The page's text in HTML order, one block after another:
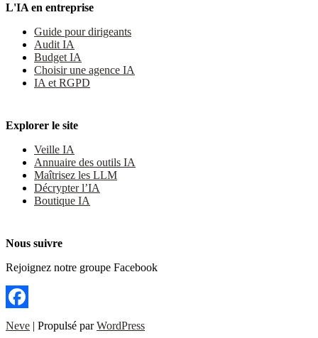
L'IA en entreprise
Guide pour dirigeants
Audit IA
Budget IA
Choisir une agence IA
IA et RGPD
Explorer le site
Veille IA
Annuaire des outils IA
Maîtrisez les LLM
Décrypter l’IA
Boutique IA
Nous suivre
Rejoignez notre groupe Facebook
Facebook
Neve | Propulsé parWordPress